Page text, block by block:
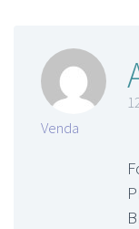
Venda